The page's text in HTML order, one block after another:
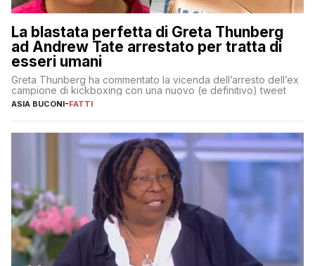
La blastata perfetta di Greta Thunberg
ad Andrew Tate arrestato per tratta di
esseri umani
Greta Thunberg ha commentato la vicenda dell’arresto dell’ex
campione di kickboxing con una nuovo (e definitivo) tweet
ASIA BUCONI-FATTI